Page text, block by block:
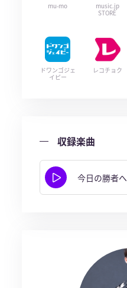
mu-mo
music.jp
STORE
ドワンゴジェ
イピー
レコチョク
収録楽曲
今日の勝者へ